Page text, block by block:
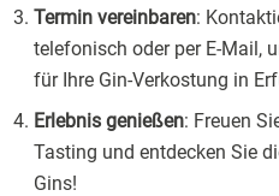
Termin vereinbaren:
telefonisch oder per E-Mail,
für Ihre Gin-Verkostung in
Erlebnis genießen: Freuen
Tasting und entdecken Sie
Gins!